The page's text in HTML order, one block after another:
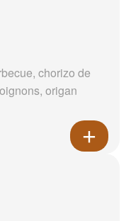
chorizo de
origan